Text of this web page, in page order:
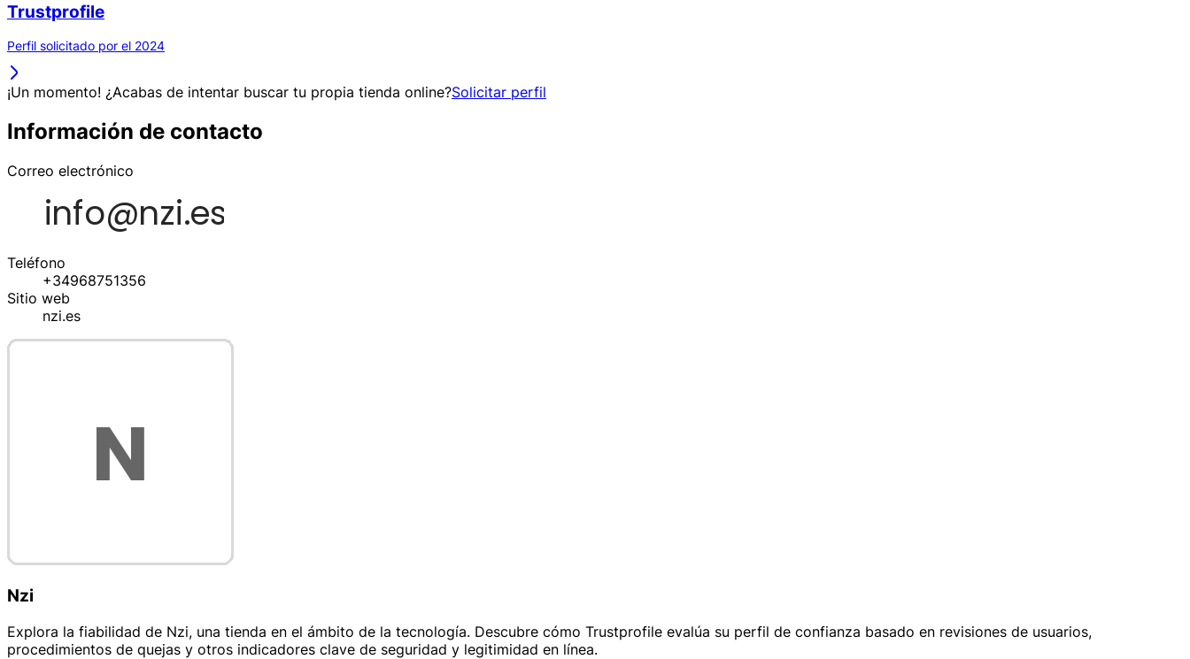
Trustprofile
Perfil solicitado por el 2024
¡Un momento! ¿Acabas de intentar buscar tu propia tienda online?Solicitar perfil
Información de contacto
Correo electrónico
Teléfono
+34968751356
Sitio web
nzi.es
Nzi
Explora la fiabilidad de Nzi, una tienda en el ámbito de la tecnología. Descubre cómo Trustprofile evalúa su perfil de confianza basado en revisiones de usuarios,
procedimientos de quejas y otros indicadores clave de seguridad y legitimidad en línea.